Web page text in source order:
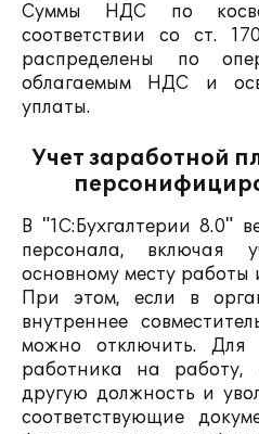
Суммы НДС по
соответствии со ст.
распределены по
облагаемым НДС и
уплаты.
Учет заработной
В "1С:Бухгалтерии 8.0"
персонала, включая
основному месту работы
При этом, если в
внутреннее
можно отключить. Для
работника на работу,
другую должность и
соответствующие